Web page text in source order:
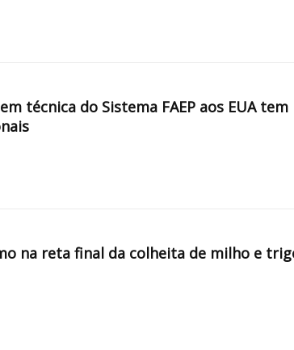
técnica do Sistema FAEP aos EUA tem
na reta final da colheita de milho e